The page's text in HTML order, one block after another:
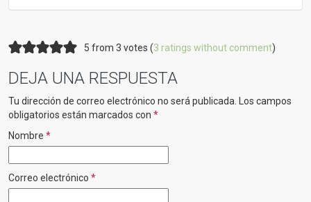
5 from 3 votes (3 ratings without comment)
DEJA UNA RESPUESTA
Tu dirección de correo electrónico no será publicada.
Los campos
obligatorios están marcados con *
Nombre *
Correo electrónico *